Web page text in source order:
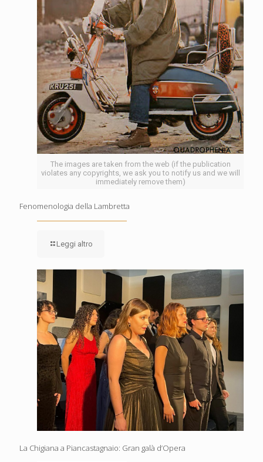
The images are taken from the web (if the publication
violates any copyrights, we ask you to notify us and we will
immediately remove them)
Fenomenologia della Lambretta
Leggi altro
La Chigiana a Piancastagnaio: Gran galà d’Opera